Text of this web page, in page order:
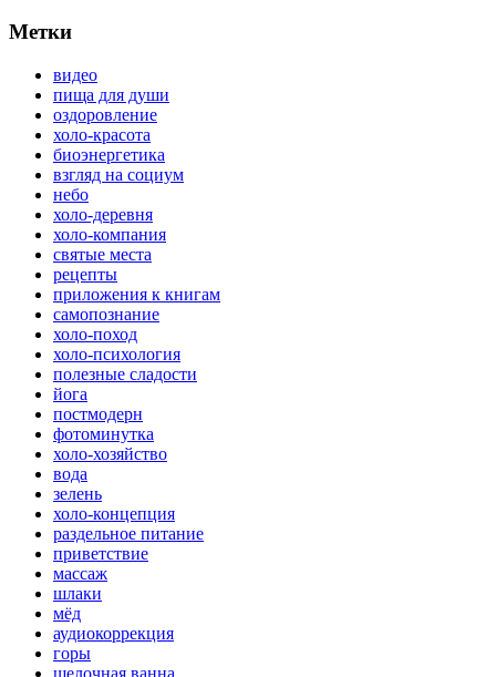
Метки
видео
пища для души
оздоровление
холо-красота
биоэнергетика
взгляд на социум
небо
холо-деревня
холо-компания
святые места
рецепты
приложения к книгам
самопознание
холо-поход
холо-психология
полезные сладости
йога
постмодерн
фотоминутка
холо-хозяйство
вода
зелень
холо-концепция
раздельное питание
приветствие
массаж
шлаки
мёд
аудиокоррекция
горы
щелочная ванна